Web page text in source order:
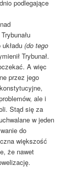
podlegające
układu(do tego
Trybunał.
A więc
przez jego
ale i
Stąd się za
w jeden
do
większość
że nawet